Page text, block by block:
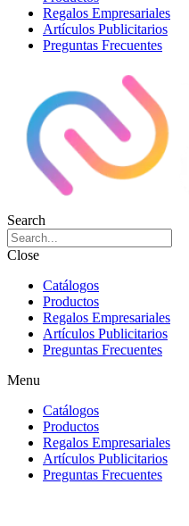
Regalos Empresariales
Artículos Publicitarios
Preguntas Frecuentes
Search
Close
Catálogos
Productos
Regalos Empresariales
Artículos Publicitarios
Preguntas Frecuentes
Menu
Catálogos
Productos
Regalos Empresariales
Artículos Publicitarios
Preguntas Frecuentes